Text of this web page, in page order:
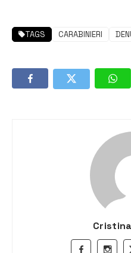
TAGS CARABINIERI